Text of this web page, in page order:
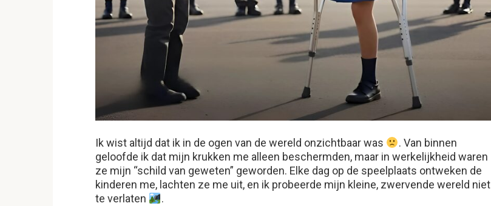
Ik wist altijd dat ik in de ogen van de wereld onzichtbaar was
. Van binnen
geloofde ik dat mijn krukken me alleen beschermden, maar in werkelijkheid waren
ze mijn “schild van geweten” geworden. Elke dag op de speelplaats ontweken de
kinderen me, lachten ze me uit, en ik probeerde mijn kleine, zwervende wereld niet
te verlaten
.